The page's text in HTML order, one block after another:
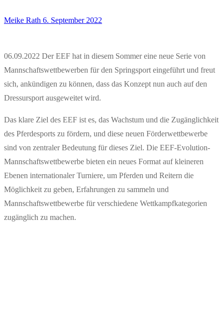
Meike Rath 6. September 2022
06.09.2022 Der EEF hat in diesem Sommer eine neue Serie von
Mannschaftswettbewerben für den Springsport eingeführt und freut
sich, ankündigen zu können, dass das Konzept nun auch auf den
Dressursport ausgeweitet wird.
Das klare Ziel des EEF ist es, das Wachstum und die Zugänglichkeit
des Pferdesports zu fördern, und diese neuen Förderwettbewerbe
sind von zentraler Bedeutung für dieses Ziel. Die EEF-Evolution-
Mannschaftswettbewerbe bieten ein neues Format auf kleineren
Ebenen internationaler Turniere, um Pferden und Reitern die
Möglichkeit zu geben, Erfahrungen zu sammeln und
Mannschaftswettbewerbe für verschiedene Wettkampfkategorien
zugänglich zu machen.